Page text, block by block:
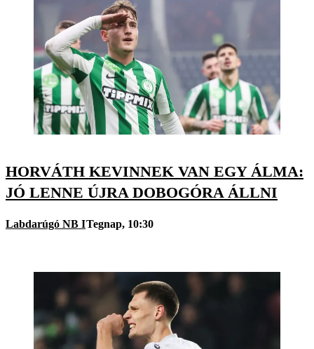
HORVÁTH KEVINNEK VAN EGY ÁLMA:
JÓ LENNE ÚJRA DOBOGÓRA ÁLLNI
Labdarúgó NB ITegnap, 10:30